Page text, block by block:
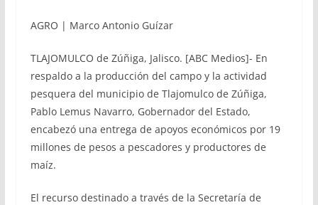
AGRO | Marco Antonio Guízar
TLAJOMULCO de Zúñiga, Jalisco. [ABC Medios]- En
respaldo a la producción del campo y la actividad
pesquera del municipio de Tlajomulco de Zúñiga,
Pablo Lemus Navarro, Gobernador del Estado,
encabezó una entrega de apoyos económicos por 19
millones de pesos a pescadores y productores de
maíz.
El recurso destinado a través de la Secretaría de